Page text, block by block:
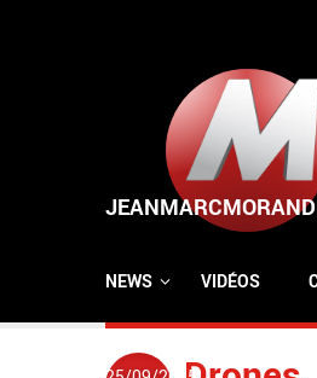
NEWS VIDÉOS